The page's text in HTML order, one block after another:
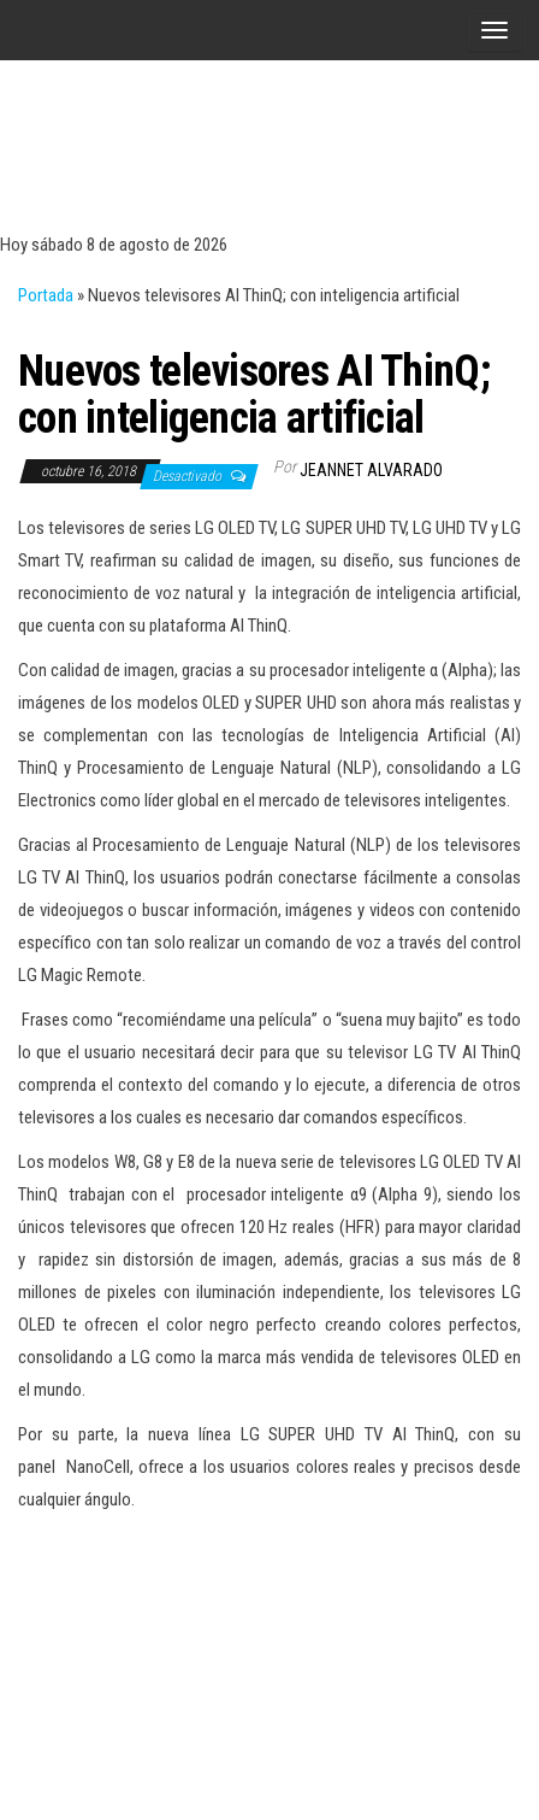
A
a
c
i
Hoy sábado 8 de agosto de 2026
Portada »Nuevos televisores AI ThinQ; con inteligencia artificial
Nuevos televisores AI ThinQ;
con inteligencia artificial
octubre 16, 2018 Desactivado PorJEANNET ALVARADO
Los televisores de series LG OLED TV, LG SUPER UHD TV, LG UHD TV y LG
Smart TV, reafirman su calidad de imagen, su diseño, sus funciones de
reconocimiento de voz natural y la integración de inteligencia artificial,
que cuenta con su plataforma AI ThinQ.
Con calidad de imagen, gracias a su procesador inteligente α (Alpha); las
imágenes de los modelos OLED y SUPER UHD son ahora más realistas y
se complementan con las tecnologías de Inteligencia Artificial (AI)
ThinQ y Procesamiento de Lenguaje Natural (NLP), consolidando a LG
Electronics como líder global en el mercado de televisores inteligentes.
Gracias al Procesamiento de Lenguaje Natural (NLP) de los televisores
LG TV AI ThinQ, los usuarios podrán conectarse fácilmente a consolas
de videojuegos o buscar información, imágenes y videos con contenido
específico con tan solo realizar un comando de voz a través del control
LG Magic Remote.
Frases como “recomiéndame una película” o “suena muy bajito” es todo
lo que el usuario necesitará decir para que su televisor LG TV AI ThinQ
comprenda el contexto del comando y lo ejecute, a diferencia de otros
televisores a los cuales es necesario dar comandos específicos.
Los modelos W8, G8 y E8 de la nueva serie de televisores LG OLED TV AI
ThinQ trabajan con el procesador inteligente α9 (Alpha 9), siendo los
únicos televisores que ofrecen 120 Hz reales (HFR) para mayor claridad
y rapidez sin distorsión de imagen, además, gracias a sus más de 8
millones de pixeles con iluminación independiente, los televisores LG
OLED te ofrecen el color negro perfecto creando colores perfectos,
consolidando a LG como la marca más vendida de televisores OLED en
el mundo.
Por su parte, la nueva línea LG SUPER UHD TV AI ThinQ, con su
panel NanoCell, ofrece a los usuarios colores reales y precisos desde
cualquier ángulo.